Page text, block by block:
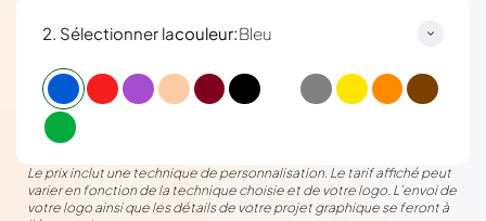
2. Sélectionner lacouleur:Bleu
Le prix inclut une technique de personnalisation. Le tarif affiché peut
varier en fonction de la technique choisie et de votre logo. L’envoi de
votre logo ainsi que les détails de votre projet graphique se feront à